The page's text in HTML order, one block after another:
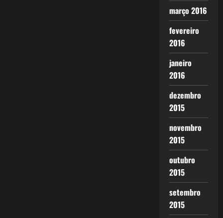
março 2016
fevereiro
2016
janeiro
2016
dezembro
2015
novembro
2015
outubro
2015
setembro
2015